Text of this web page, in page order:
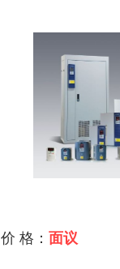
价 格： 面议